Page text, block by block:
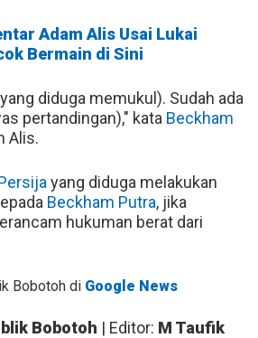
Adam Alis Usai Lukai
Bermain di Sini
diduga memukul). Sudah ada
pertandingan)," kata Beckham
Alis.
yang diduga melakukan
Beckham Putra, jika
hukuman berat dari
Bobotoh di Google News
Bobotoh | Editor: M Taufik